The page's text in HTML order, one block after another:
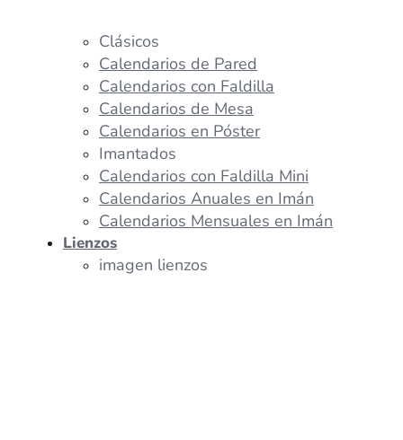
Clásicos
Calendarios de Pared
Calendarios con Faldilla
Calendarios de Mesa
Calendarios en Póster
Imantados
Calendarios con Faldilla Mini
Calendarios Anuales en Imán
Calendarios Mensuales en Imán
Lienzos
imagen lienzos